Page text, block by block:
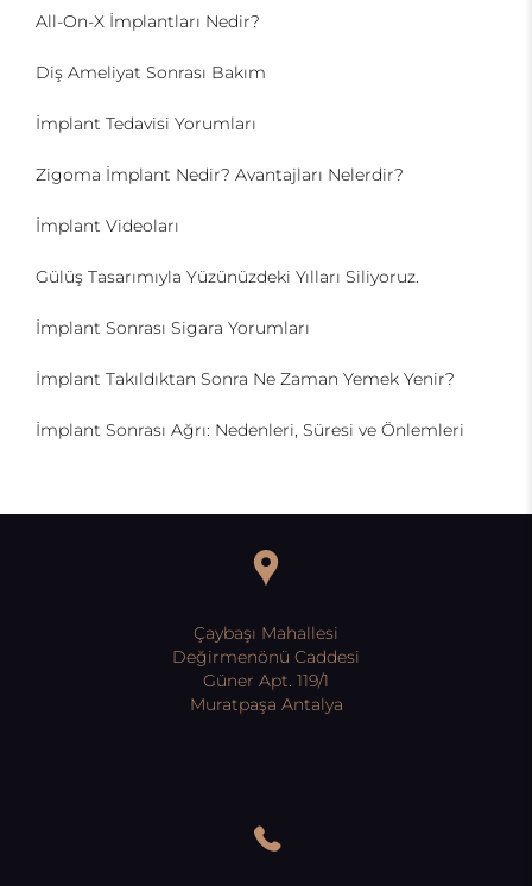
All-On-X İmplantları Nedir?
Diş Ameliyat Sonrası Bakım
İmplant Tedavisi Yorumları
Zigoma İmplant Nedir? Avantajları Nelerdir?
İmplant Videoları
Gülüş Tasarımıyla Yüzünüzdeki Yılları Siliyoruz.
İmplant Sonrası Sigara Yorumları
İmplant Takıldıktan Sonra Ne Zaman Yemek Yenir?
İmplant Sonrası Ağrı: Nedenleri, Süresi ve Önlemleri
Çaybaşı Mahallesi
Değirmenönü Caddesi
Güner Apt. 119/1
Muratpaşa Antalya